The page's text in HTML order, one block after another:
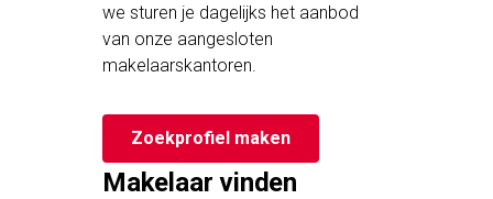
we sturen je dagelijks het aanbod
van onze aangesloten
makelaarskantoren.
Zoekprofiel maken
Makelaar vinden